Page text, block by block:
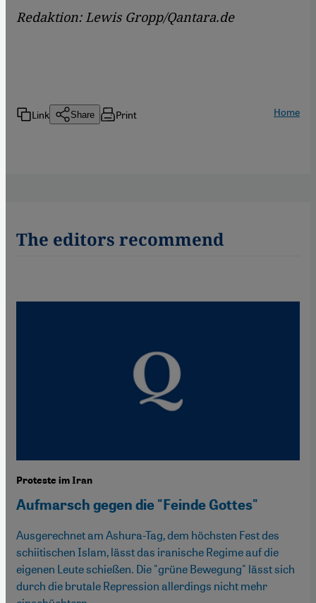
Redaktion: Lewis Gropp/Qantara.de
Link Share Print Home
The editors recommend
Proteste im Iran
Aufmarsch gegen die "Feinde Gottes"
Ausgerechnet am Ashura-Tag, dem höchsten Fest des
schiitischen Islam, lässt das iranische Regime auf die
eigenen Leute schießen. Die "grüne Bewegung" lässt sich
durch die brutale Repression allerdings nicht mehr